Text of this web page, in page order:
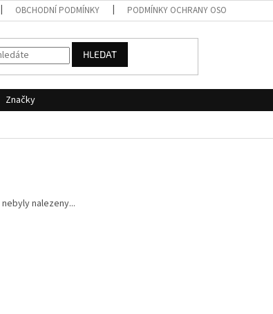
OBCHODNÍ PODMÍNKY PODMÍNKY OCHRANY OSOBNÍCH ÚDAJŮ
HLEDAT
Značky
nebyly nalezeny...